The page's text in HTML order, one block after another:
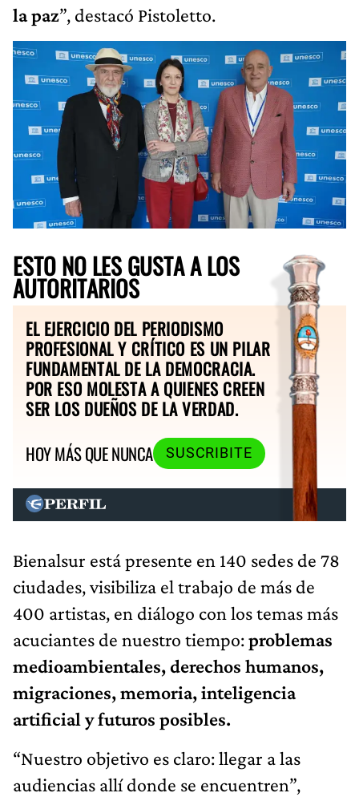
la paz”, destacó Pistoletto.
ESTO NO LES GUSTA A LOS
AUTORITARIOS
EL EJERCICIO DEL PERIODISMO
PROFESIONAL Y CRÍTICO ES UN PILAR
FUNDAMENTAL DE LA DEMOCRACIA.
POR ESO MOLESTA A QUIENES CREEN
SER LOS DUEÑOS DE LA VERDAD.
HOY MÁS QUE NUNCA
SUSCRIBITE
Bienalsur está presente en 140 sedes de 78
ciudades, visibiliza el trabajo de más de
400 artistas, en diálogo con los temas más
acuciantes de nuestro tiempo:problemas
medioambientales, derechos humanos,
migraciones, memoria, inteligencia
artificial y futuros posibles.
“Nuestro objetivo es claro: llegar a las
audiencias allí donde se encuentren”,